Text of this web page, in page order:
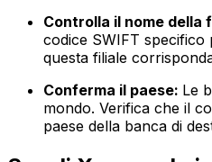
Controlla il nome della
codice SWIFT specifico
questa filiale
Conferma il paese: Le
mondo. Verifica che il
paese della banca di